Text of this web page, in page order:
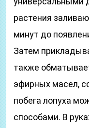
растения
минут до
Затем
также
эфирных масел,
побега лопуха
способами. В